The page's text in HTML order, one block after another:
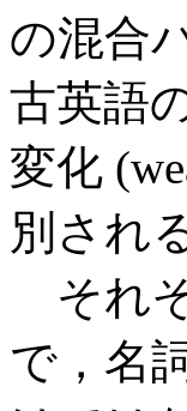
の混合
古英語
変化
別され
それ
で，名